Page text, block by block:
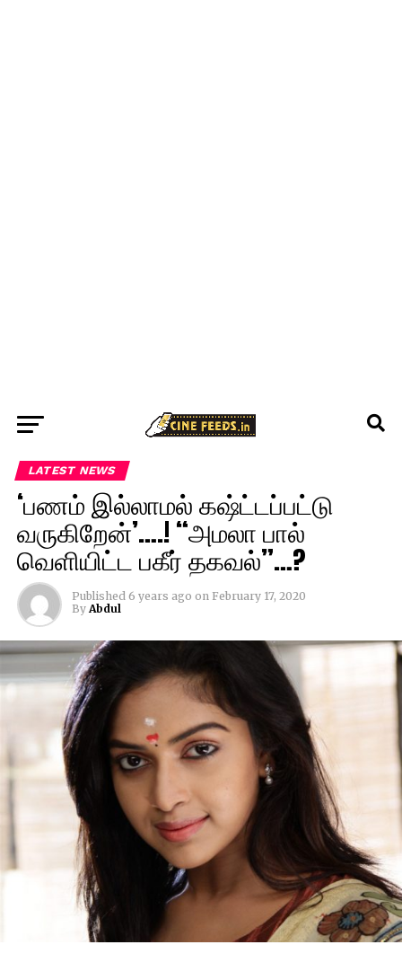
LATEST NEWS
‘பணம் இல்லாமல் கஷ்ட்டப்பட்டு
வருகிறேன்’….! “அமலா பால்
வெளியிட்ட பகீர் தகவல்”…?
Published 6 years ago on February 17, 2020
By Abdul